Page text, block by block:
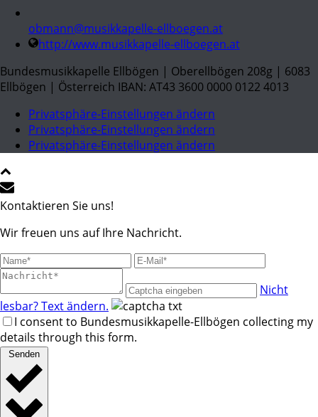
obmann@musikkapelle-ellboegen.at
http://www.musikkapelle-ellboegen.at
Bundesmusikkapelle Ellbögen | Oberellbögen 208g | 6083
Ellbögen | Österreich IBAN: AT43 3600 0000 0122 4013
Privatsphäre-Einstellungen ändern
Privatsphäre-Einstellungen ändern
Privatsphäre-Einstellungen ändern
Kontaktieren Sie uns!
Wir freuen uns auf Ihre Nachricht.
Nicht
lesbar? Text ändern.
I consent to Bundesmusikkapelle-Ellbögen collecting my
details through this form.
Senden